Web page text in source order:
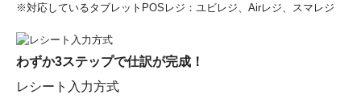
※対応しているタブレットPOSレジ：ユビレジ、Airレジ、スマレジ
わずか3ステップで仕訳が完成！
レシート入力方式